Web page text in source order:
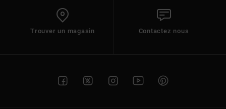
Trouver un magasin Contactez nous